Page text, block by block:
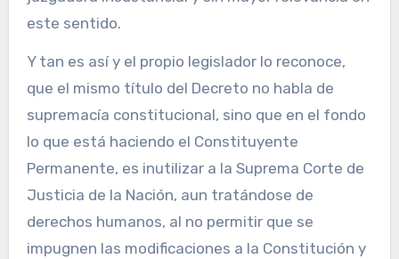
este sentido.
Y tan es así y el propio legislador lo reconoce,
que el mismo título del Decreto no habla de
supremacía constitucional, sino que en el fondo
lo que está haciendo el Constituyente
Permanente, es inutilizar a la Suprema Corte de
Justicia de la Nación, aun tratándose de
derechos humanos, al no permitir que se
impugnen las modificaciones a la Constitución y